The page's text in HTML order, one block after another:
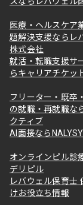
医療・ヘルスケア
題解決支援ならレ
株式会社
就活・転職支援サ
らキャリアチケッ
フリーター・既卒
の就職・再就職な
クティブ
AI面接なら
オンラインピル診
デリピル
レバウェル保育士
けお役立ち情報